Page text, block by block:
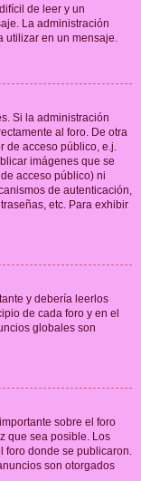
de leer y un
La administración
utilizar en un mensaje.
Si la administración
al foro. De otra
de acceso público, e.j.
imágenes que se
acceso público) ni
de autenticación,
etc. Para exhibir
y debería leerlos
de cada foro y en el
globales son
sobre el foro
que sea posible. Los
foro donde se publicaron.
son otorgados